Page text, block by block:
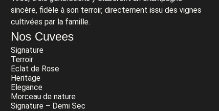
sincère, fidèle à son terroir, directement issu des vignes
cultivées par la famille.
Nos Cuvees
Signature
Terroir
Eclat de Rose
Heritage
Elegance
Morceau de nature
Signature – Demi Sec